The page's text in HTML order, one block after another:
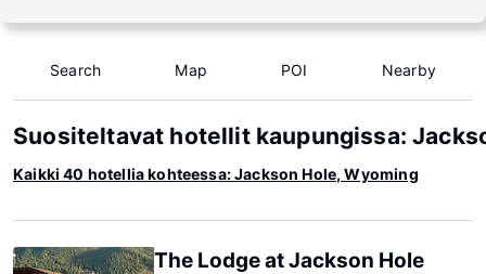
Search Map POI Nearby
Suositeltavat hotellit kaupungissa:
Kaikki 40 hotellia kohteessa: Jackson Hole, Wyoming
The Lodge at Jackson Hole